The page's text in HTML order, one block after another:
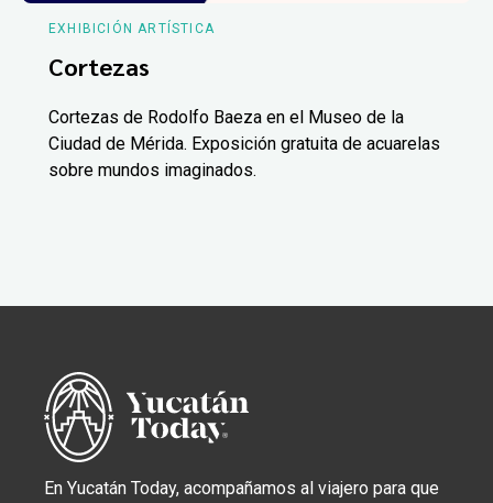
EXHIBICIÓN ARTÍSTICA
Cortezas
Cortezas de Rodolfo Baeza en el Museo de la
Ciudad de Mérida. Exposición gratuita de acuarelas
sobre mundos imaginados.
En Yucatán Today, acompañamos al viajero para que